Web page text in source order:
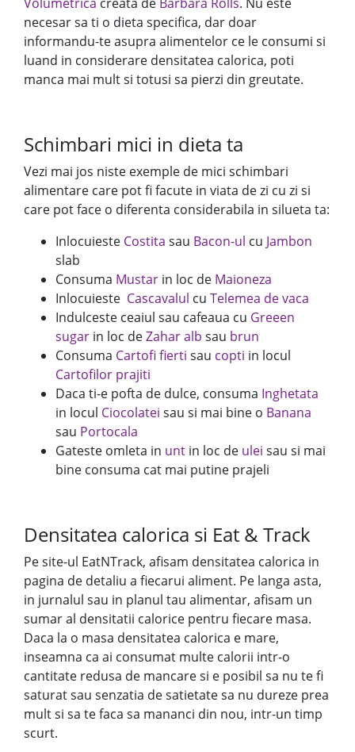
necesar sa ti o dieta specifica, dar doar
informandu-te asupra alimentelor ce le consumi si
luand in considerare densitatea calorica, poti
manca mai mult si totusi sa pierzi din greutate.
Schimbari mici in dieta ta
Vezi mai jos niste exemple de mici schimbari
alimentare care pot fi facute in viata de zi cu zi si
care pot face o diferenta considerabila in silueta ta:
Inlocuieste Costita sau Bacon-ul cu Jambon
slab
Consuma Mustar in loc de Maioneza
Inlocuieste Cascavalul cu Telemea de vaca
Indulceste ceaiul sau cafeaua cu Greeen
sugar in loc deZahar alb sau brun
Consuma Cartofi fierti sau copti in locul
Cartofilor prajiti
Daca ti-e pofta de dulce, consuma Inghetata
in locul Ciocolatei sau si mai bine o Banana
sau Portocala
Gateste omleta in unt in loc de ulei sau si mai
bine consuma cat mai putine prajeli
Densitatea calorica si Eat & Track
Pe site-ul EatNTrack, afisam densitatea calorica in
pagina de detaliu a fiecarui aliment. Pe langa asta,
in jurnalul sau in planul tau alimentar, afisam un
sumar al densitatii calorice pentru fiecare masa.
Daca la o masa densitatea calorica e mare,
inseamna ca ai consumat multe calorii intr-o
cantitate redusa de mancare si e posibil sa nu te fi
saturat sau senzatia de satietate sa nu dureze prea
mult si sa te faca sa mananci din nou, intr-un timp
scurt.